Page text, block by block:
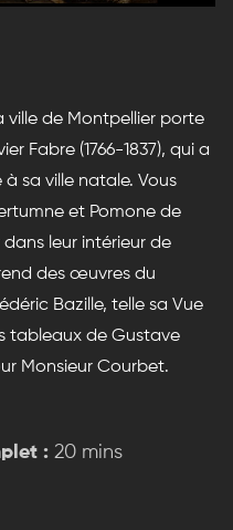
ville de Montpellier porte
Fabre (1766-1837), qui a
sa ville natale. Vous
et Pomone de
dans leur intérieur de
des œuvres du
Bazille, telle sa Vue
tableaux de Gustave
Monsieur Courbet.
: 20 mins